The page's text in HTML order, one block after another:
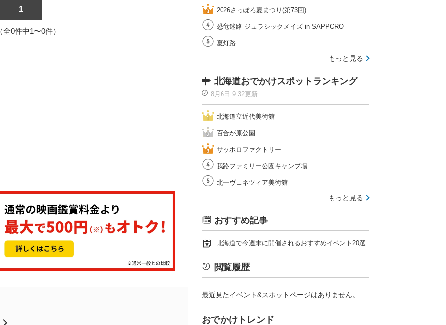
1
全0件中1〜0件）
2026さっぽろ夏まつり(第73回)
恐竜迷路 ジュラシックメイズ in SAPPORO
夏灯路
もっと見る
北海道おでかけスポットランキング
8月6日 9:32更新
北海道立近代美術館
百合が原公園
サッポロファクトリー
我路ファミリー公園キャンプ場
北一ヴェネツィア美術館
もっと見る
おすすめ記事
北海道で今週末に開催されるおすすめイベント20選
閲覧履歴
最近見たイベント&スポットページはありません。
おでかけトレンド